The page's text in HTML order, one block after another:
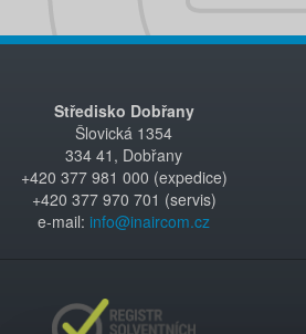
Středisko Dobřany
Šlovická 1354
334 41, Dobřany
+420 377 981 000 (expedice)
+420 377 970 701 (servis)
e-mail: info@inaircom.cz